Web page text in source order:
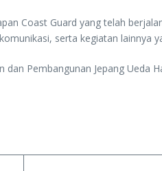
Coast Guard yang telah
serta kegiatan lainnya
Pembangunan Jepang Ueda